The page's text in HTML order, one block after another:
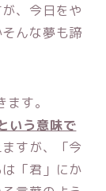
、今日をや
んな夢も諦
す。
いう意味で
すが、「今
「君」にか